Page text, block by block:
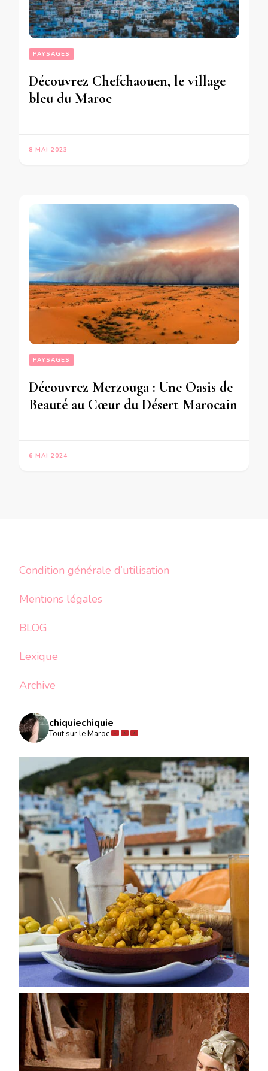
PAYSAGES
Découvrez Chefchaouen, le village
bleu du Maroc
8 MAI 2023
PAYSAGES
Découvrez Merzouga : Une Oasis de
Beauté au Cœur du Désert Marocain
6 MAI 2024
Condition générale d’utilisation
Mentions légales
BLOG
Lexique
Archive
chiquiechiquie
Tout sur le Maroc